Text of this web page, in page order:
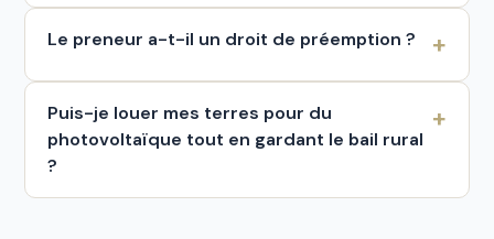
Le preneur a-t-il un droit de préemption ?
Puis-je louer mes terres pour du
photovoltaïque tout en gardant le bail rural
?